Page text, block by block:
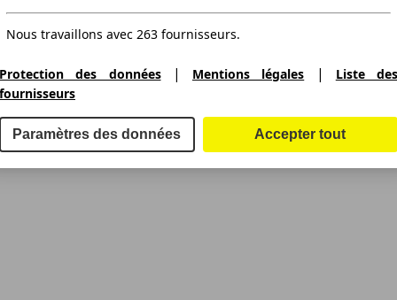
Nous travaillons avec 263 fournisseurs.
Protection des données| Mentions légales |
Liste des
fournisseurs
Paramètres des données Accepter tout